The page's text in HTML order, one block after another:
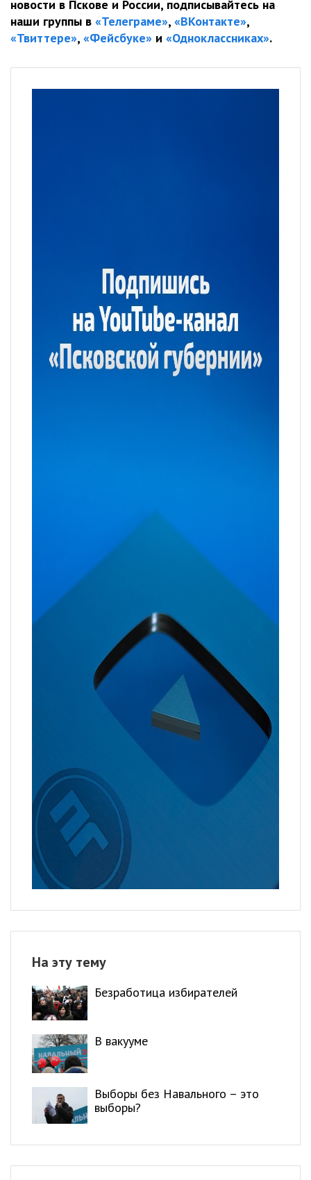
новости в Пскове и России, подписывайтесь на
наши группы в «Телеграме», «ВКонтакте»,
«Твиттере», «Фейсбуке» и «Одноклассниках».
На эту тему
Безработица избирателей
В вакууме
Выборы без Навального – это
выборы?